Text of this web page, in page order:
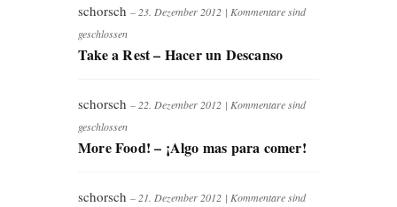
schorsch – 23. Dezember 2012 | Kommentare sind
geschlossen
Take a Rest – Hacer un Descanso
schorsch – 22. Dezember 2012 | Kommentare sind
geschlossen
More Food! – ¡Algo mas para comer!
schorsch – 21. Dezember 2012 | Kommentare sind